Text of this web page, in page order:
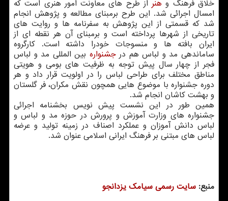
خلاق فرهنگ و هنراز طرح های معاونت امور هنری است که
امسال اجرائی شد. این طرح برمبنای مطالعه و پژوهش انجام
شد که قسمتی از این پژوهش به سفرنامه ها و روایت های
تاریخی از شهرها پرداخته است و برمبنای آن هر نقطه ای از
ایران بافته ها و منسوجات خودرا داشته است. کارگروه
ساماندهی مد و لباس هم درجشنواره بین المللی مد و لباس
فجر از چهار سال پیش توجه به ظرفیت های بومی و هویتی
مناطق مختلف برای طراحی لباس را در اولویت قرار داد و هر
دوره جشنواره با موضوع هایی همچون نقش مکران، فر گلستان
و بهشت کاشان انجام شد.
همین طور در این نشست پیش نویس بخشنامه اجرائی
جشنواره های وزارت آموزش و پرورش در حوزه مد و لباس و
لباس دانش آموزان و عملکرد اصناف در زمینه تولید و عرضه
لباس های مبتنی بر فرهنگ ایرانی اسلامی عنوان شد.
منبع: سایت رسمی سیامك یزدانجو